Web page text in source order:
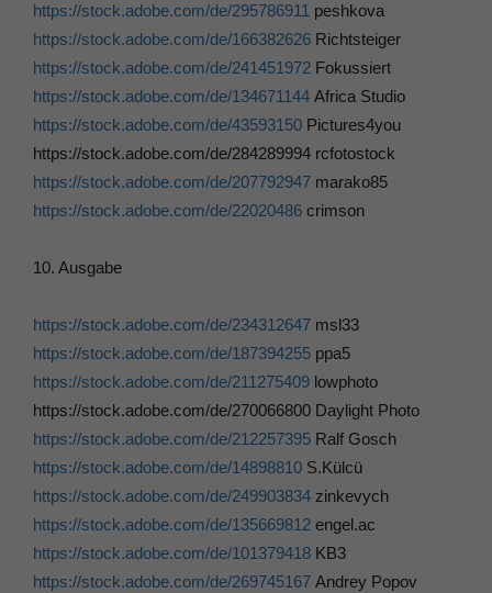
https://stock.adobe.com/de/295786911 peshkova
https://stock.adobe.com/de/166382626 Richtsteiger
https://stock.adobe.com/de/241451972 Fokussiert
https://stock.adobe.com/de/134671144 Africa Studio
https://stock.adobe.com/de/43593150 Pictures4you
https://stock.adobe.com/de/284289994 rcfotostock
https://stock.adobe.com/de/207792947 marako85
https://stock.adobe.com/de/22020486 crimson
10. Ausgabe
https://stock.adobe.com/de/234312647 msl33
https://stock.adobe.com/de/187394255 ppa5
https://stock.adobe.com/de/211275409 lowphoto
https://stock.adobe.com/de/270066800 Daylight Photo
https://stock.adobe.com/de/212257395 Ralf Gosch
https://stock.adobe.com/de/14898810 S.Külcü
https://stock.adobe.com/de/249903834 zinkevych
https://stock.adobe.com/de/135669812 engel.ac
https://stock.adobe.com/de/101379418 KB3
https://stock.adobe.com/de/269745167 Andrey Popov